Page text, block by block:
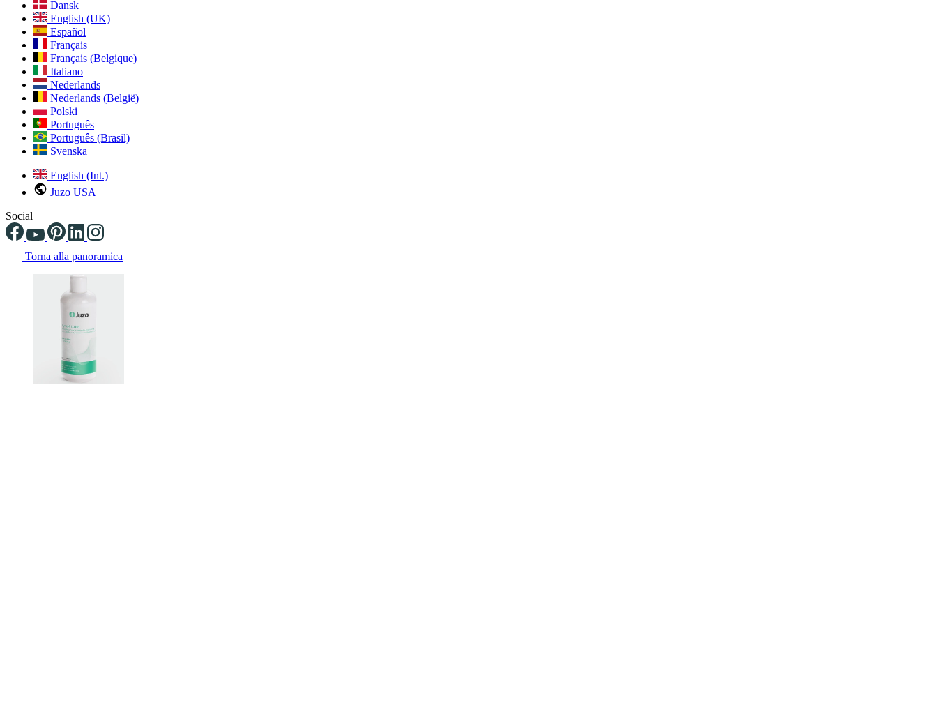
Dansk
English (UK)
Español
Français
Français (Belgique)
Italiano
Nederlands
Nederlands (België)
Polski
Português
Português (Brasil)
Svenska
English (Int.)
Juzo USA
Social
Torna alla panoramica